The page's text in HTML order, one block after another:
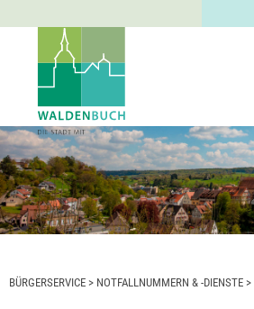
BÜRGERSERVICE > NOTFALLNUMMERN & -DIENSTE >